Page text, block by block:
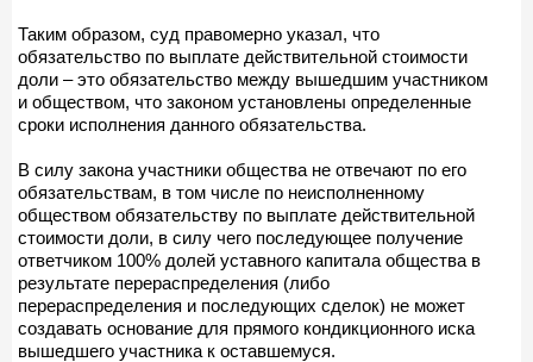
Таким образом, суд правомерно указал, что
обязательство по выплате действительной стоимости
доли – это обязательство между вышедшим участником
и обществом, что законом установлены определенные
сроки исполнения данного обязательства.
В силу закона участники общества не отвечают по его
обязательствам, в том числе по неисполненному
обществом обязательству по выплате действительной
стоимости доли, в силу чего последующее получение
ответчиком 100% долей уставного капитала общества в
результате перераспределения (либо
перераспределения и последующих сделок) не может
создавать основание для прямого кондикционного иска
вышедшего участника к оставшемуся.